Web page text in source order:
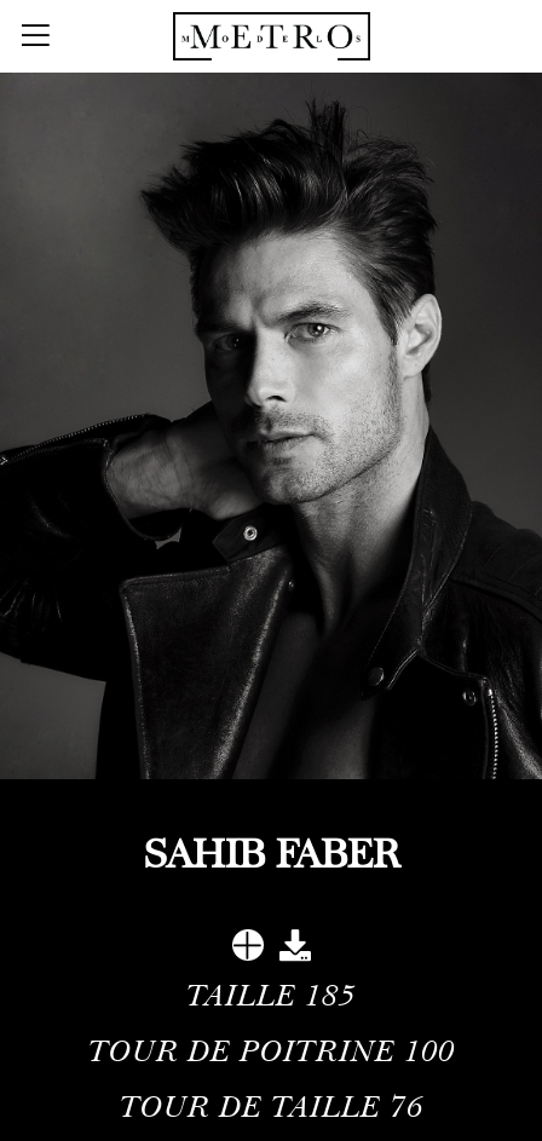
SAHIB FABER
TAILLE 185
TOUR DE POITRINE 100
TOUR DE TAILLE 76